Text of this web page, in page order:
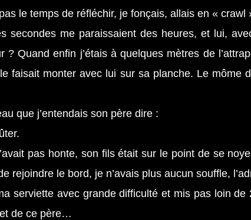
le temps de réfléchir, je fonçais, allais en «
secondes me paraissaient des heures, et lui,
? Quand enfin j’étais à quelques mètres de
faisait monter avec lui sur sa planche. Le môme
que j’entendais son père dire :
pas honte, son fils était sur le point de se
rejoindre le bord, je n’avais plus aucun souffle,
serviette avec grande difficulté et mis pas loin
et de ce père…